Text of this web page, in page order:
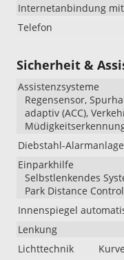
Internetanbindung
Telefon
Sicherheit &
Assistenzsysteme
Regensensor,
adaptiv (ACC),
Diebstahl-Alarmanlage
Einparkhilfe
Selbstlenkendes
Park Distance
Innenspiegel
Lenkung
Lichttechnik